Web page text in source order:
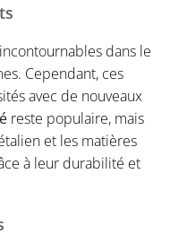
dans le
Cependant, ces
avec de nouveaux
reste populaire, mais
et les matières
à leur durabilité et